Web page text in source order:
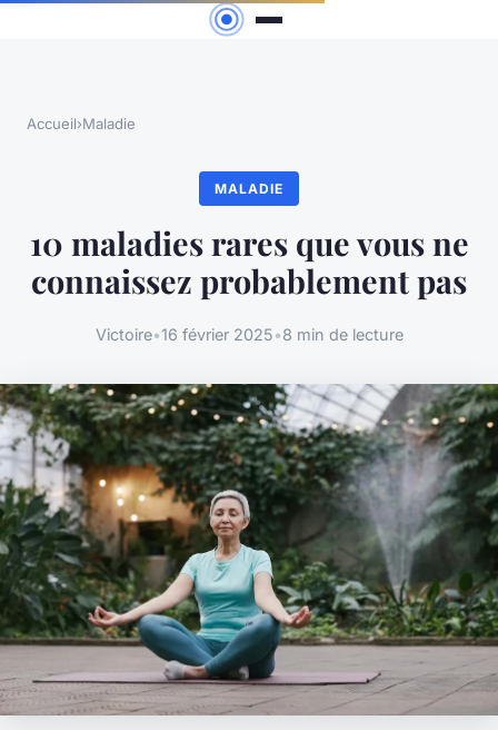
Accueil›Maladie
MALADIE
10 maladies rares que vous ne
connaissez probablement pas
Victoire•16 février 2025•8 min de lecture